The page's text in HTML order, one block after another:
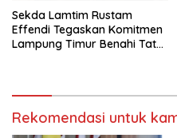
Sekda Lamtim Rustam
Effendi Tegaskan Komitmen
Lampung Timur Benahi Tata
Rekomendasi untuk